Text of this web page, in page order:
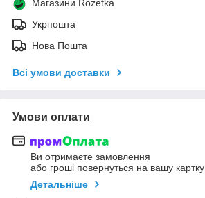
Магазини Rozetka
Укрпошта
Нова Пошта
Всі умови доставки
Умови оплати
Ви отримаєте замовлення
або гроші повернуться на вашу картку
Детальніше